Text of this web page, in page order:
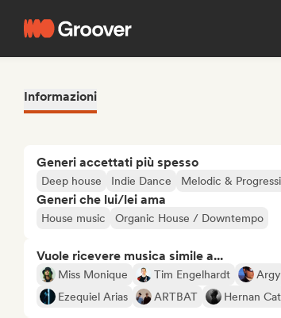
Informazioni
Generi accettati più spesso
Deep house Indie Dance Melodic &
Generi che lui/lei ama
House music Organic House / Downtempo
Vuole ricevere musica simile a...
Miss Monique Tim Engelhardt Argy
Ezequiel Arias
ARTBAT Hernan